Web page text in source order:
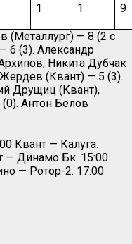
1 1 9
(Металлург) — 8 (2 с
6 (3). Александр
Никита Дубчак
(Квант) — 5 (3).
Друщиц (Квант),
Антон Белов
Квант — Калуга.
— Динамо Бк. 15:00
— Ротор-2. 17:00